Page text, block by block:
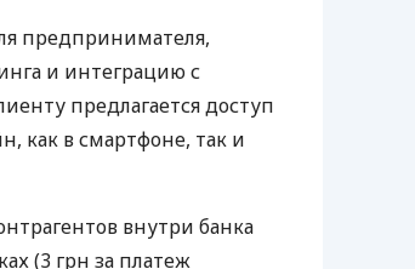
предпринимателя,
и интеграцию с
предлагается доступ
как в смартфоне, так и
внутри банка
(3 грн за платеж